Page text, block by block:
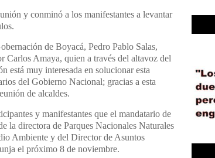
y conminó a los manifestantes a levantar
de Boyacá, Pedro Pablo Salas,
Carlos Amaya, quien a través del altavoz del
está muy interesada en solucionar esta
del Gobierno Nacional; gracias a esta
de alcaldes.
y manifestantes que el mandatario de
la directora de Parques Nacionales Naturales
Ambiente y del Director de Asuntos
el próximo 8 de noviembre.